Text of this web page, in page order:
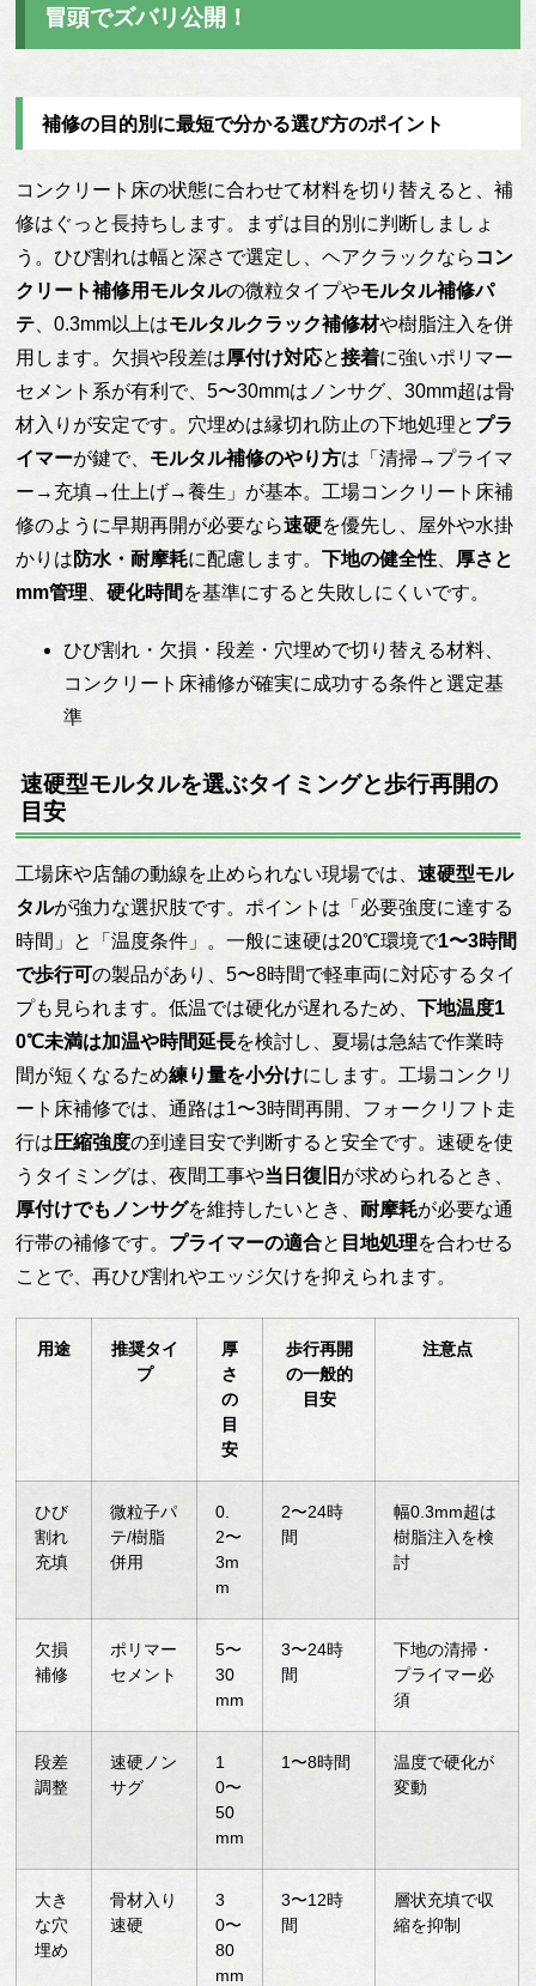
冒頭でズバリ公開！
補修の目的別に最短で分かる選び方のポイント
コンクリート床の状態に合わせて材料を切り替えると、補
修はぐっと長持ちします。まずは目的別に判断しましょ
う。ひび割れは幅と深さで選定し、ヘアクラックなら コン
クリート補修用モルタルの微粒タイプやモルタル補修パ
テ 、0.3mm以上はモルタルクラック補修材や樹脂注入を併
用します。欠損や段差は厚付け対応と接着に強いポリマー
セメント系が有利で、5〜30mmはノンサグ、30mm超は骨
材入りが安定です。穴埋めは縁切れ防止の下地処理と プラ
イマーが鍵で、 モルタル補修のやり方は「清掃→プライマ
ー→充填→仕上げ→養生」が基本。工場コンクリート床補
修のように早期再開が必要なら速硬を優先し、屋外や水掛
かりは 防水・耐摩耗に配慮します。下地の健全性
厚さと
mm管理 、硬化時間 を基準にすると失敗しにくいです。
ひび割れ・欠損・段差・穴埋めで切り替える材料、
コンクリート床補修が確実に成功する条件と選定基
準
速硬型モルタルを選ぶタイミングと歩行再開の
目安
工場床や店舗の動線を止められない現場では、速硬型モル
タルが強力な選択肢です。ポイントは「必要強度に達する
時間」と「温度条件」。一般に速硬は20℃環境で1〜3時間
で歩行可の製品があり、5〜8時間で軽車両に対応するタイ
プも見られます。低温では硬化が遅れるため、下地温度1
0℃未満は加温や時間延長を検討し、夏場は急結で作業時
間が短くなるため練り量を小分けにします。工場コンクリ
ート床補修では、通路は1〜3時間再開、フォークリフト走
行は圧縮強度の到達目安で判断すると安全です。速硬を使
うタイミングは、夜間工事や当日復旧 が求められるとき、
厚付けでもノンサグを維持したいとき、耐摩耗が必要な通
行帯の補修です。 プライマーの適合と 目地処理を合わせる
ことで、再ひび割れやエッジ欠けを抑えられます。
用途
推奨タイ
プ
厚
さ
の
目
安
歩行再開
の一般的
目安
注意点
ひび
割れ
充填
微粒子パ
テ/樹脂
併用
0.
2〜
3m
m
2〜24時
間
幅0.3mm超は
樹脂注入を検
討
欠損
補修
ポリマー
セメント
5〜
30
mm
3〜24時
間
下地の清掃・
プライマー必
須
段差
調整
速硬ノン
サグ
1
0〜
50
mm
1〜8時間
温度で硬化が
変動
大き
な穴
埋め
骨材入り
速硬
3
0〜
80
mm
3〜12時
間
層状充填で収
縮を抑制